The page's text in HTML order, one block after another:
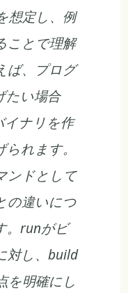
想定し、例
ことで理解
ば、プログ
たい場合
イナリを作
れます。
ンドとして
の違いにつ
。runがビ
対し、build
を明確にし